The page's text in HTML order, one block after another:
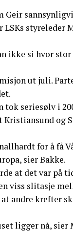
Geir
LSKs styreleder
ikke si hvor
ut juli.
seriesølv i
Kristiansund og
for å få
sier Bakke.
at det var på
viss slitasje
andre krefter
ligger nå, sier